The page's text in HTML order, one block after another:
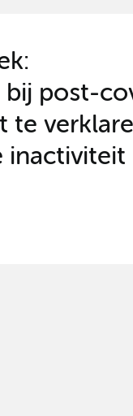
post-
te
inactiviteit